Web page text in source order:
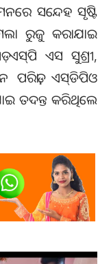
ସନ୍ଦେହ ସୃଷ୍ଟି
ରୁଜୁ କରାଯାଇ
ଏସ୍‌ପି ଏସ ସୁଶ୍ରୀ,
ପରିଡ଼ା, ଏସ୍‌ଡିପିଓ
ତଦନ୍ତ କରିଥିଲେ